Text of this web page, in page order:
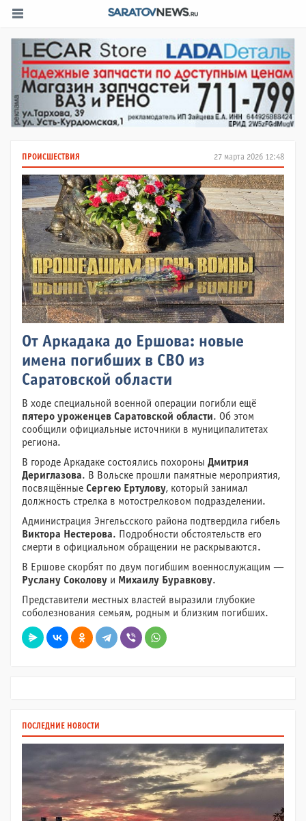
27 марта 2026 12:48
ПРОИСШЕСТВИЯ
От Аркадака до Ершова: новые
имена погибших в СВО из
Саратовской области
В ходе специальной военной операции погибли ещё
пятеро уроженцев Саратовской области. Об этом
сообщили официальные источники в муниципалитетах
региона.
В городе Аркадаке состоялись похороны Дмитрия
Дериглазова. В Вольске прошли памятные мероприятия,
посвящённые Сергею Ертулову, который занимал
должность стрелка в мотострелковом подразделении.
Администрация Энгельсского района подтвердила гибель
Виктора Нестерова. Подробности обстоятельств его
смерти в официальном обращении не раскрываются.
В Ершове скорбят по двум погибшим военнослужащим —
Руслану Соколову и Михаилу Буравкову.
Представители местных властей выразили глубокие
соболезнования семьям, родным и близким погибших.
ПОСЛЕДНИЕ НОВОСТИ